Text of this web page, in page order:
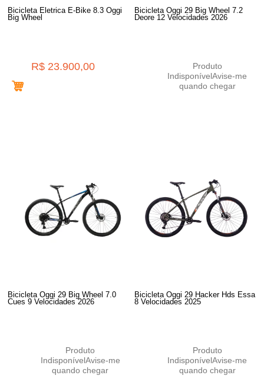
Bicicleta Eletrica E-Bike 8.3 Oggi
Big Wheel
R$ 23.900,00
Bicicleta Oggi 29 Big Wheel 7.2
Deore 12 Velocidades 2026
Produto
IndisponívelAvise-me
quando chegar
Bicicleta Oggi 29 Big Wheel 7.0
Cues 9 Velocidades 2026
Produto
IndisponívelAvise-me
quando chegar
Bicicleta Oggi 29 Hacker Hds Essa
8 Velocidades 2025
Produto
IndisponívelAvise-me
quando chegar